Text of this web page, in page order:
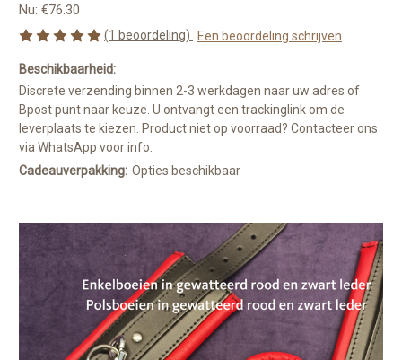
Nu: €76.30
(1 beoordeling) Een beoordeling schrijven
Beschikbaarheid:
Discrete verzending binnen 2-3 werkdagen naar uw adres of
Bpost punt naar keuze. U ontvangt een trackinglink om de
leverplaats te kiezen. Product niet op voorraad? Contacteer ons
via WhatsApp voor info.
Cadeauverpakking: Opties beschikbaar